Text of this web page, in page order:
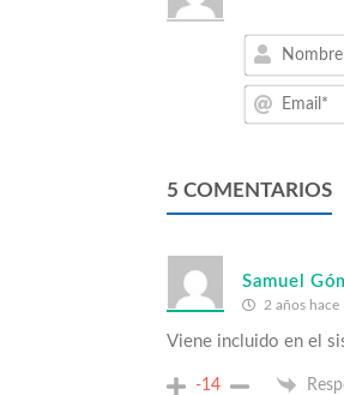
5 COMENTARIOS
Samuel
2 años hace
Viene incluido en el
-14